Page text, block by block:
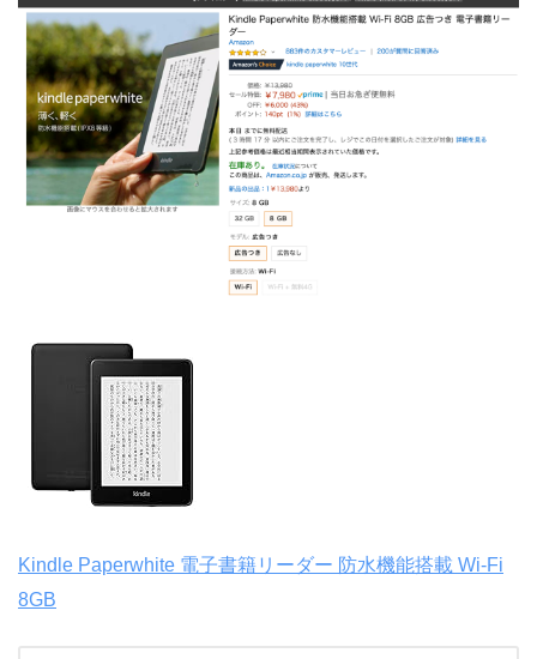
Kindle Paperwhite 電子書籍リーダー 防水機能搭載 Wi-Fi
8GB